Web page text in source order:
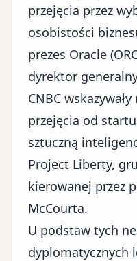
przejęcia przez
osobistości
prezes Oracle
dyrektor
CNBC
przejęcia od
sztuczną
Project Liberty,
kierowanej przez
McCourta.
U podstaw tych
dyplomatycznych